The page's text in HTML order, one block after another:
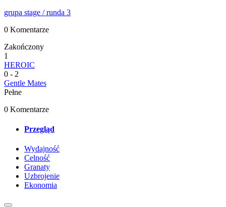
grupa stage / runda 3
0 Komentarze
Zakończony
1
HEROIC
0 - 2
Gentle Mates
Pełne
0 Komentarze
Przegląd
Wydajność
Celność
Granaty
Uzbrojenie
Ekonomia